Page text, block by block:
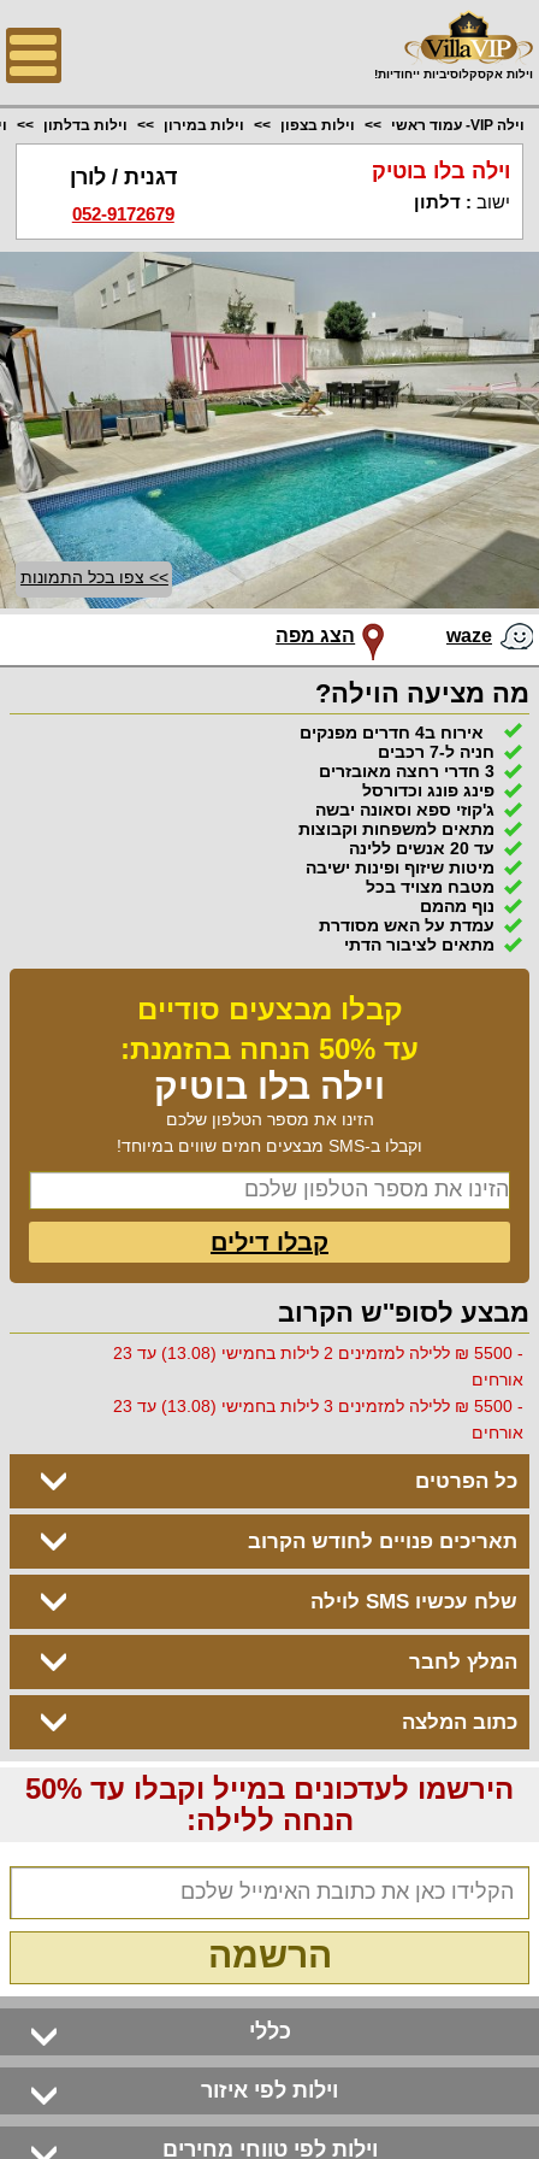
וילות אקסקלוסיביות ייחודיות!
וילה VIP- עמוד ראשי וילות בצפון וילות במירון וילות בדלתון
וילה בלו בוטיק
ישוב :דלתון
דגנית / לורן
052-9172679
>> צפו בכל התמונות
waze הצג מפה
מה מציעה הוילה?
אירוח ב4 חדרים מפנקים
חניה ל-7 רכבים
3 חדרי רחצה מאובזרים
פינג פונג וכדורסל
ג'קוזי ספא וסאונה יבשה
מתאים למשפחות וקבוצות
עד 20 אנשים ללינה
מיטות שיזוף ופינות ישיבה
מטבח מצויד בכל
נוף מהמם
עמדת על האש מסודרת
מתאים לציבור הדתי
קבלו מבצעים סודיים
עד 50% הנחה בהזמנת:
וילה בלו בוטיק
הזינו את מספר הטלפון שלכם
וקבלו ב-SMS מבצעים חמים שווים במיוחד!
קבלו דילים
מבצע לסופ''ש הקרוב
- 5500 ₪ ללילה למזמינים 2 לילות בחמישי (13.08) עד 23
אורחים
- 5500 ₪ ללילה למזמינים 3 לילות בחמישי (13.08) עד 23
אורחים
כל הפרטים
תאריכים פנויים לחודש הקרוב
שלח עכשיו SMS לוילה
המלץ לחבר
כתוב המלצה
הירשמו לעדכונים במייל וקבלו עד 50%
הנחה ללילה:
הרשמה
כללי
וילות לפי איזור
וילות לפי טווחי מחירים